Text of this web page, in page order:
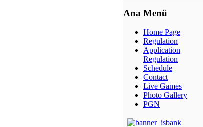
Ana Menü
Home Page
Regulation
Application
Regulation
Schedule
Contact
Live Games
Photo Gallery
PGN